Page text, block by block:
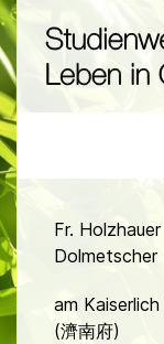
Fr. Holzhauer
Dolmetscher
am
(濟南府)